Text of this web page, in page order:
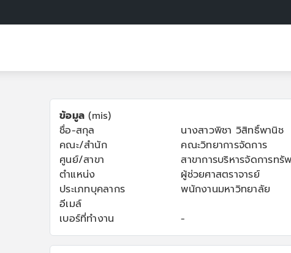
ข้อมูล (mis)
ชื่อ-สกุล
นางสาวพิชา วิสิทธิ์พานิช
คณะ/สำนัก
คณะวิทยาการจัดการ
ศูนย์/สาขา
สาขาการบริหารจัดการท
ตำแหน่ง
ผู้ช่วยศาสตราจารย์
ประเภทบุคลากร
พนักงานมหาวิทยาลัย
อีเมล์
เบอร์ที่ทำงาน
-